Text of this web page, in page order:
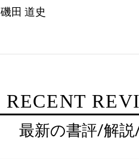
磯田 道史
RECENT
最新の書評/解